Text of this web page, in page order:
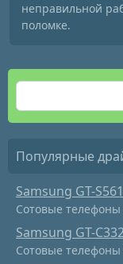
неправильной
поломке.
Популярные
Samsung GT-
Сотовые телефоны
Samsung GT-
Сотовые телефоны